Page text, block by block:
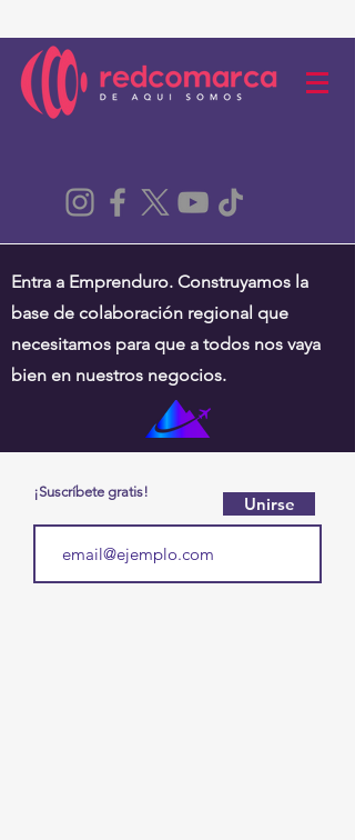
Entra a Emprenduro. Construyamos la
base de colaboración regional que
necesitamos para que a todos nos vaya
bien en nuestros negocios.
¡Suscríbete gratis!
Unirse